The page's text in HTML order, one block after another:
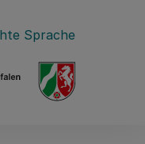
Sprache